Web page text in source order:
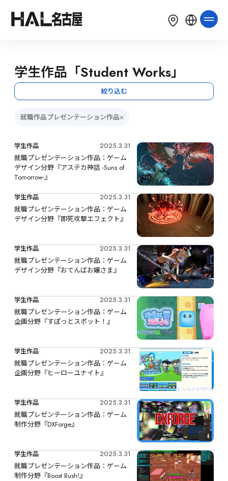
LANGUAGE
한국어 Tiếng Việt Bahasa Indonesia
学生作品「Student Works」
絞り込む
就職作品プレゼンテーション作品
学生作品
2025.3.31
就職プレゼンテーション作品：ゲーム
デザイン分野『アステカ神話 -Suns of
Tomorrow-』
学生作品
2025.3.31
就職プレゼンテーション作品：ゲーム
デザイン分野『即死攻撃エフェクト』
学生作品
2025.3.31
就職プレゼンテーション作品：ゲーム
デザイン分野『おてんばお嬢さま』
学生作品
2025.3.31
就職プレゼンテーション作品：ゲーム
企画分野『すぽっとスポット！』
学生作品
2025.3.31
就職プレゼンテーション作品：ゲーム
企画分野『ヒーローユナイト』
学生作品
2025.3.31
就職プレゼンテーション作品：ゲーム
制作分野『DXForge』
学生作品
2025.3.31
就職プレゼンテーション作品：ゲーム
制作分野『Boost Rush!』